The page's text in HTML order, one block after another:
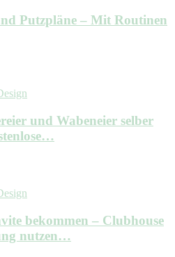
Putzpläne – Mit Routinen
und Wabeneier selber
bekommen – Clubhouse
nutzen…